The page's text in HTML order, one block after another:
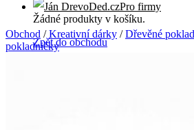
Žádné produkty v košíku.
Zpět do obchodu
Pro firmy
Obchod / Kreativní dárky / Dřevěné
pokladničky